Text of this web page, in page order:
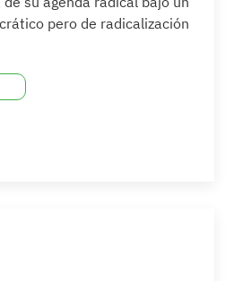
pero de radicalización